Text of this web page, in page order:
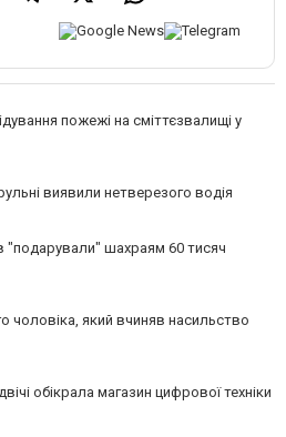
пожежі на сміттєзвалищі у
виявили нетверезого водія
"подарували" шахраям 60 тисяч
чоловіка, який вчиняв насильство
обікрала магазин цифрової техніки